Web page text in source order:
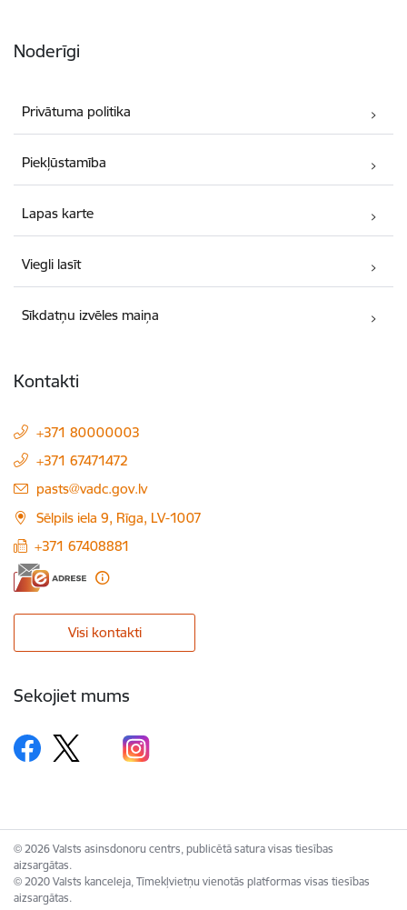
Noderīgi
Privātuma politika
Piekļūstamība
Lapas karte
Viegli lasīt
Sīkdatņu izvēles maiņa
Kontakti
+371 80000003
+371 67471472
E-pasts:
pasts@vadc.gov.lv
Sēlpils iela 9, Rīga, LV-1007
+371 67408881
Visi kontakti
Sekojiet mums
© 2026 Valsts asinsdonoru centrs, publicētā satura visas tiesības
aizsargātas.
© 2020 Valsts kanceleja, Tīmekļvietņu vienotās platformas visas tiesības
aizsargātas.